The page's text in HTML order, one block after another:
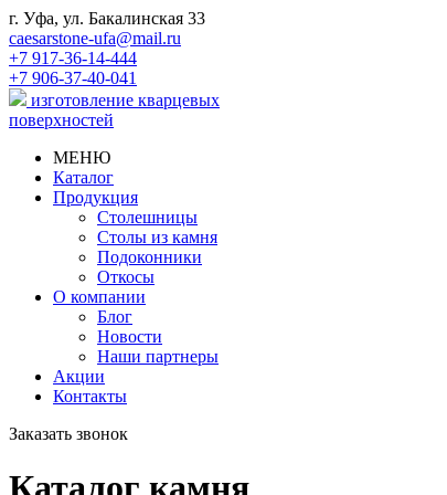
г. Уфа, ул. Бакалинская 33
caesarstone-ufa@mail.ru
+7 917-36-14-444
+7 906-37-40-041
изготовление кварцевых
поверхностей
МЕНЮ
Каталог
Продукция
Столешницы
Столы из камня
Подоконники
Откосы
О компании
Блог
Новости
Наши партнеры
Акции
Контакты
Заказать звонок